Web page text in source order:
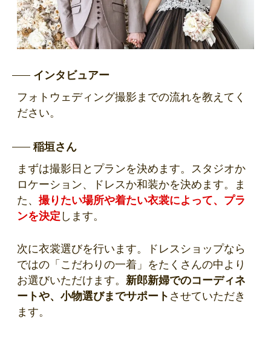
インタビュアー
フォトウェディング撮影までの流れを教えてく
ださい。
稲垣さん
まずは撮影日とプランを決めます。スタジオか
ロケーション、ドレスか和装かを決めます。ま
た、 撮りたい場所や着たい衣裳によって、プラ
ンを決定 します。
次に衣裳選びを行います。ドレスショップなら
ではの「こだわりの一着」をたくさんの中より
お選びいただけます。 新郎新婦でのコーディネ
ートや、小物選びまでサポート させていただき
ます。